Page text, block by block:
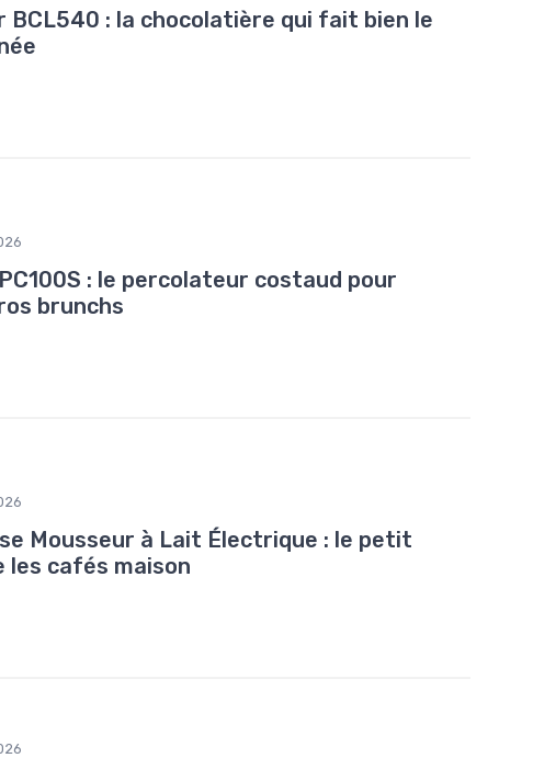
BCL540 : la chocolatière qui fait bien le
: le percolateur costaud pour
brunchs
Mousseur à Lait Électrique : le petit
les cafés maison